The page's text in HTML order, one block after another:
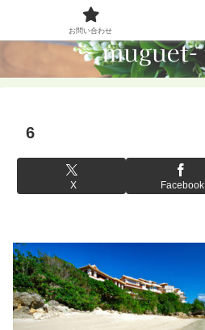
6
X Facebook
お問い合わせ